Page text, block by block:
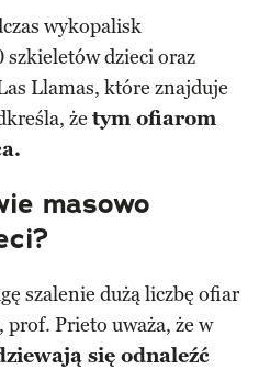
wykopalisk
dzieci oraz
Llamas, które znajduje
że tym ofiarom
masowo
szalenie dużą liczbę ofiar
Prieto uważa, że w
się odnaleźć